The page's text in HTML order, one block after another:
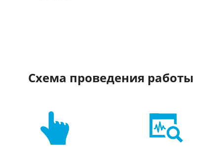
Схема проведения работы